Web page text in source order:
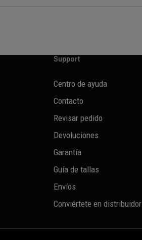
Support
Centro de ayuda
Contacto
Revisar pedido
Devoluciones
Garantía
Guía de tallas
Envíos
Conviértete en distribuidor